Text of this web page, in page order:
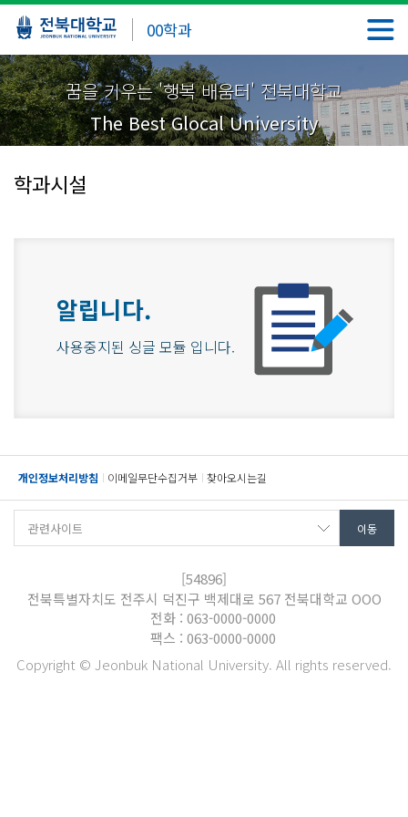
00학과
꿈을 키우는 '행복 배움터' 전북대학교
The Best Glocal University
학과시설
알립니다.
사용중지된 싱글 모듈 입니다.
개인정보처리방침 이메일무단수집거부 찾아오시는길
[54896]
전북특별자치도 전주시 덕진구 백제대로 567 전북대학교 OOO
전화 : 063-0000-0000
팩스 : 063-0000-0000
Copyright © Jeonbuk National University. All rights reserved.